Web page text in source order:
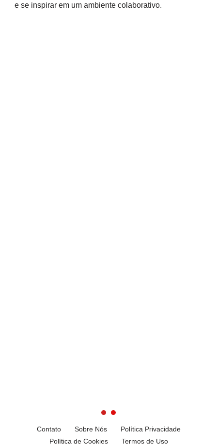
e se inspirar em um ambiente colaborativo.
Contato Sobre Nós
Política Privacidade
Política de Cookies
Termos de Uso